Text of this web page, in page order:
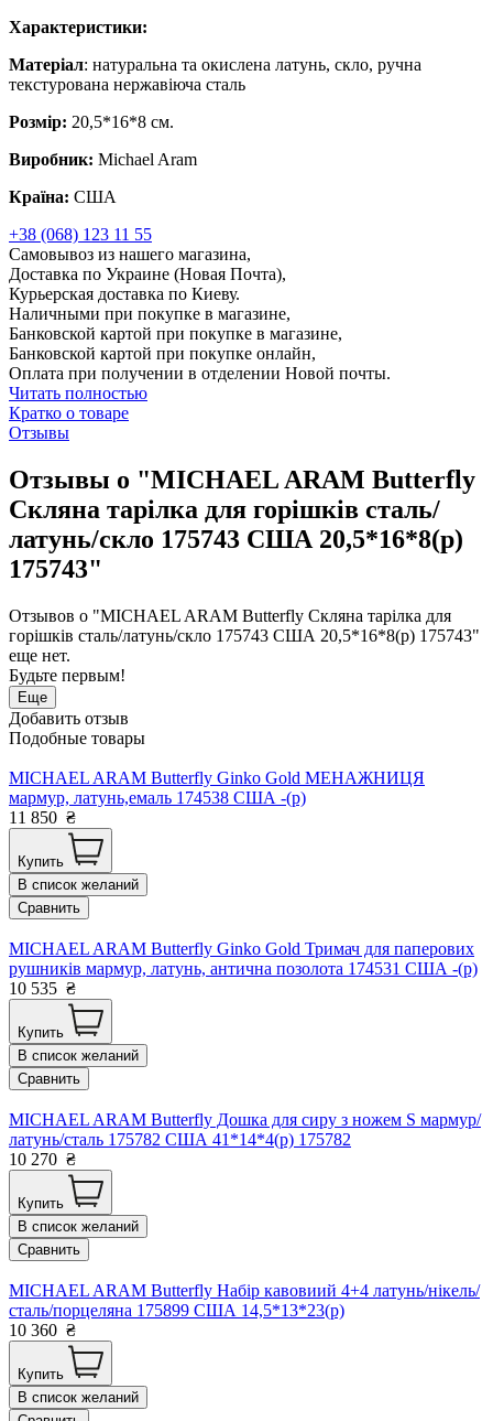
Характеристики:
Матеріал: натуральна та окислена латунь, скло, ручна
текстурована нержавіюча сталь
Розмір: 20,5*16*8 см.
Виробник: Michael Aram
Країна: США
+38 (068) 123 11 55
Самовывоз из нашего магазина,
Доставка по Украине (Новая Почта),
Курьерская доставка по Киеву.
Наличными при покупке в магазине,
Банковской картой при покупке в магазине,
Банковской картой при покупке онлайн,
Оплата при получении в отделении Новой почты.
Читать полностью
Кратко о товаре
Отзывы
Отзывы о "MICHAEL ARAM Butterfly
Скляна тарілка для горішків сталь/
латунь/скло 175743 США 20,5*16*8(р)
175743"
Отзывов о "MICHAEL ARAM Butterfly Скляна тарілка для
горішків сталь/латунь/скло 175743 США 20,5*16*8(р) 175743"
еще нет.
Будьте первым!
Еще
Добавить отзыв
Подобные товары
MICHAEL ARAM Butterfly Ginko Gold МЕНАЖНИЦЯ
мармур, латунь,емаль 174538 США -(р)
11 850 ₴
Купить
В список желаний
Сравнить
MICHAEL ARAM Butterfly Ginko Gold Тримач для паперових
рушників мармур, латунь, антична позолота 174531 США -(р)
10 535 ₴
Купить
В список желаний
Сравнить
MICHAEL ARAM Butterfly Дошка для сиру з ножем S мармур/
латунь/сталь 175782 США 41*14*4(р) 175782
10 270 ₴
Купить
В список желаний
Сравнить
MICHAEL ARAM Butterfly Набір кавовиий 4+4 латунь/нікель/
сталь/порцеляна 175899 США 14,5*13*23(р)
10 360 ₴
Купить
В список желаний